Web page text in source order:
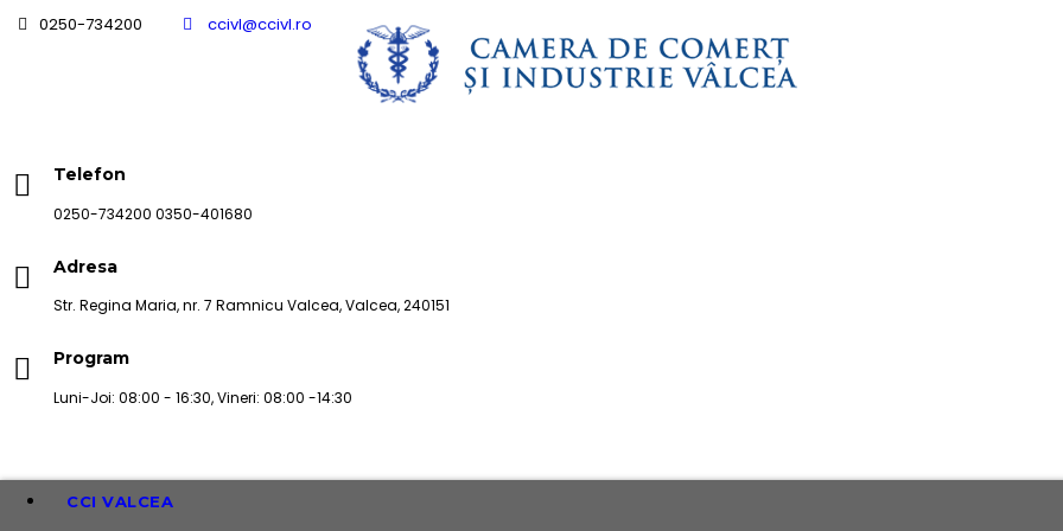
0250-734200 ccivl@ccivl.ro
Telefon
0250-734200 0350-401680
Adresa
Str. Regina Maria, nr. 7 Ramnicu Valcea, Valcea, 240151
Program
Luni-Joi: 08:00 - 16:30, Vineri: 08:00 -14:30
CCI VALCEA